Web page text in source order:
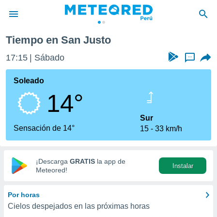
de
ha sido
calidad.
a este
las
y
digital
basada
Tiempo en San Justo
17:15 Sábado ...
Soleado
14°
Sensación de 14°
Sur
15
33 km/h
¡Descarga GRATIS la app de
Meteored!
Instalar
Por horas
Cielos despejados en las próximas horas